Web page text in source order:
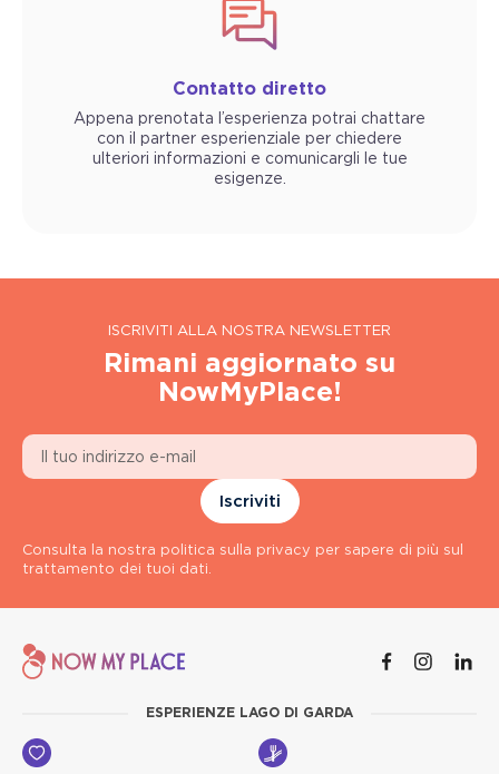
Contatto diretto
Appena prenotata l’esperienza potrai chattare
con il partner esperienziale per chiedere
ulteriori informazioni e comunicargli le tue
esigenze.
ISCRIVITI ALLA NOSTRA NEWSLETTER
Rimani aggiornato su
NowMyPlace!
Iscriviti
Consulta la nostra politica sulla privacy per sapere di più sul
trattamento dei tuoi dati.
ESPERIENZE LAGO DI GARDA